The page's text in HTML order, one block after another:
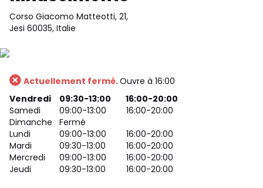
Corso Giacomo Matteotti, 21,
Jesi 60035, Italie
Actuellement fermé.Ouvre à 16:00
Vendredi
09:30-13:00
16:00-20:00
Samedi
09:00-13:00
16:00-20:00
Dimanche
Fermé
Lundi
09:00-13:00
16:00-20:00
Mardi
09:30-13:00
16:00-20:00
Mercredi
09:00-13:00
16:00-20:00
Jeudi
09:30-13:00 16:00-20:00